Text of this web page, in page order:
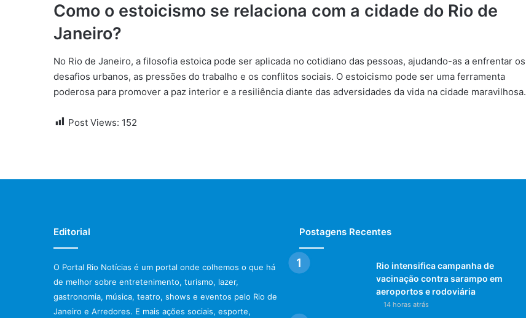
Como o estoicismo se relaciona com a cidade do Rio de
Janeiro?
No Rio de Janeiro, a filosofia estoica pode ser aplicada no cotidiano das pessoas, ajudando-as a enfrentar os
desafios urbanos, as pressões do trabalho e os conflitos sociais. O estoicismo pode ser uma ferramenta
poderosa para promover a paz interior e a resiliência diante das adversidades da vida na cidade maravilhosa.
Post Views: 152
Editorial
O Portal Rio Notícias é um portal onde colhemos o que há
de melhor sobre entretenimento, turismo, lazer,
gastronomia, música, teatro, shows e eventos pelo Rio de
Janeiro e Arredores. E mais ações sociais, esporte,
Postagens Recentes
Rio intensifica campanha de
vacinação contra sarampo em
aeroportos e rodoviária
14 horas atrás